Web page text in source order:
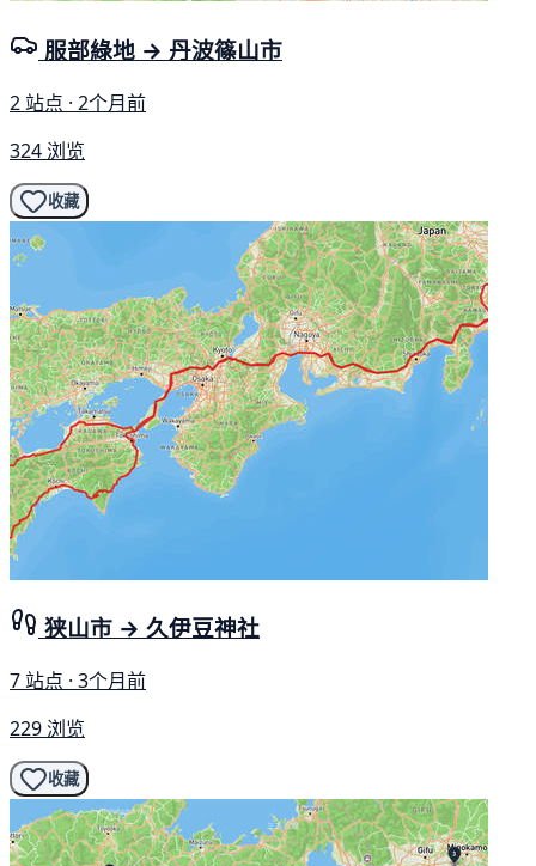
服部綠地 → 丹波篠山市
2 站点 · 2个月前
324 浏览
收藏
狭山市 → 久伊豆神社
7 站点 · 3个月前
229 浏览
收藏